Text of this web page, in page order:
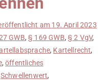
am 19. April 2023
GWB,§ 169 GWB,§ 2 VgV,
, Kartellrecht,
,öffentliches
Schwellenwert,